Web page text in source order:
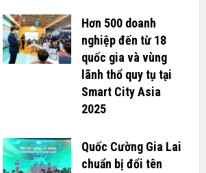
Hơn 500 doanh
nghiệp đến từ 18
quốc gia và vùng
lãnh thổ quy tụ tại
Smart City Asia
2025
Quốc Cường Gia Lai
chuẩn bị đổi tên